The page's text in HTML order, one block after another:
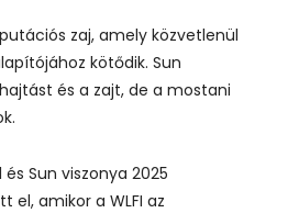
zaj, amely közvetlenül
kötődik. Sun
és a zajt, de a mostani
Sun viszonya 2025
amikor a WLFI az